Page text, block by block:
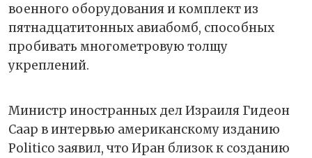
военного оборудования и комплект из
пятнадцатитонных авиабомб, способных
пробивать многометровую толщу
укреплений.
Министр иностранных дел Израиля Гидеон
Саар в интервью американскому изданию
Politico заявил, что Иран близок к созданию